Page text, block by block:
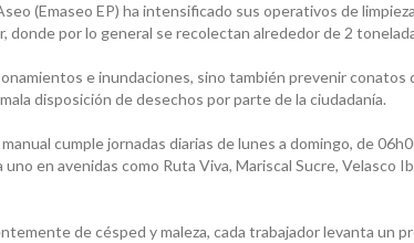
(Emaseo EP) ha intensificado sus operativos de
donde por lo general se recolectan alrededor de 2
e inundaciones, sino también prevenir conatos
disposición de desechos por parte de la ciudadanía.
cumple jornadas diarias de lunes a domingo, de
en avenidas como Ruta Viva, Mariscal Sucre, Velasco
de césped y maleza, cada trabajador levanta un